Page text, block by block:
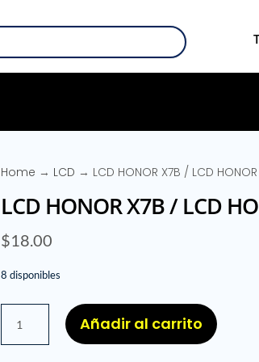
Home → LCD → LCD HONOR X7B / LCD HONOR
LCD HONOR X7B / LCD
$18.00
8 disponibles
HONOR
X7B
Añadir al carrito